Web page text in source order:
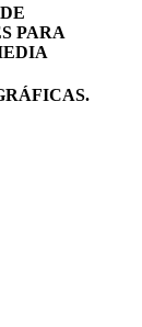
PARA